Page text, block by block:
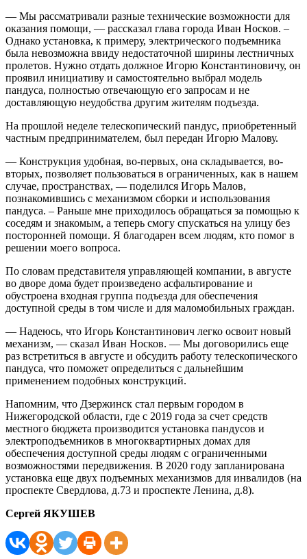
— Мы рассматривали разные технические возможности для
оказания помощи, — рассказал глава города Иван Носков. –
Однако установка, к примеру, электрического подъемника
была невозможна ввиду недостаточной ширины лестничных
пролетов. Нужно отдать должное Игорю Константиновичу, он
проявил инициативу и самостоятельно выбрал модель
пандуса, полностью отвечающую его запросам и не
доставляющую неудобства другим жителям подъезда.
На прошлой неделе телескопический пандус, приобретенный
частным предпринимателем, был передан Игорю Малову.
— Конструкция удобная, во-первых, она складывается, во-
вторых, позволяет пользоваться в ограниченных, как в нашем
случае, пространствах, — поделился Игорь Малов,
познакомившись с механизмом сборки и использования
пандуса. – Раньше мне приходилось обращаться за помощью к
соседям и знакомым, а теперь смогу спускаться на улицу без
посторонней помощи. Я благодарен всем людям, кто помог в
решении моего вопроса.
По словам представителя управляющей компании, в августе
во дворе дома будет произведено асфальтирование и
обустроена входная группа подъезда для обеспечения
доступной среды в том числе и для маломобильных граждан.
— Надеюсь, что Игорь Константинович легко освоит новый
механизм, — сказал Иван Носков. — Мы договорились еще
раз встретиться в августе и обсудить работу телескопического
пандуса, что поможет определиться с дальнейшим
применением подобных конструкций.
Напомним, что Дзержинск стал первым городом в
Нижегородской области, где с 2019 года за счет средств
местного бюджета производится установка пандусов и
электроподъемников в многоквартирных домах для
обеспечения доступной среды людям с ограниченными
возможностями передвижения. В 2020 году запланирована
установка еще двух подъемных механизмов для инвалидов (на
проспекте Свердлова, д.73 и проспекте Ленина, д.8).
Сергей ЯКУШЕВ